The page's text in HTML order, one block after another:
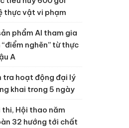
thực vật vi phạm
phẩm AI tham gia
nghẽn” từ thực
A
tra hoạt động đại lý
khai trong 5 ngày
thi, Hội thao năm
32 hướng tới chất